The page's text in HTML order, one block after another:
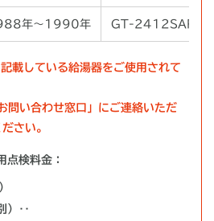
年～1990年 GT-2412SARX
載している給湯器をご使用されて
問い合わせ窓口」にご連絡いただ
さい。
点検料金：
）‥